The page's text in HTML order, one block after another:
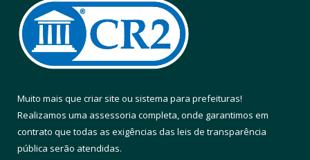
Muito mais que criar site ou sistema para prefeituras!
Realizamos uma assessoria completa, onde garantimos em
contrato que todas as exigências das leis de transparência
pública serão atendidas.